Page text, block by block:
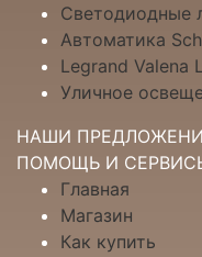
Светодиодные
Автоматика
Legrand Valena
Уличное
НАШИ
ПОМОЩЬ И
Главная
Магазин
Как купить